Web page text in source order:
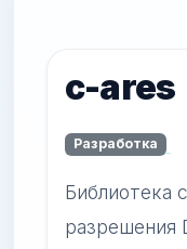
c-ares
Разработка
Библиотека
разрешения